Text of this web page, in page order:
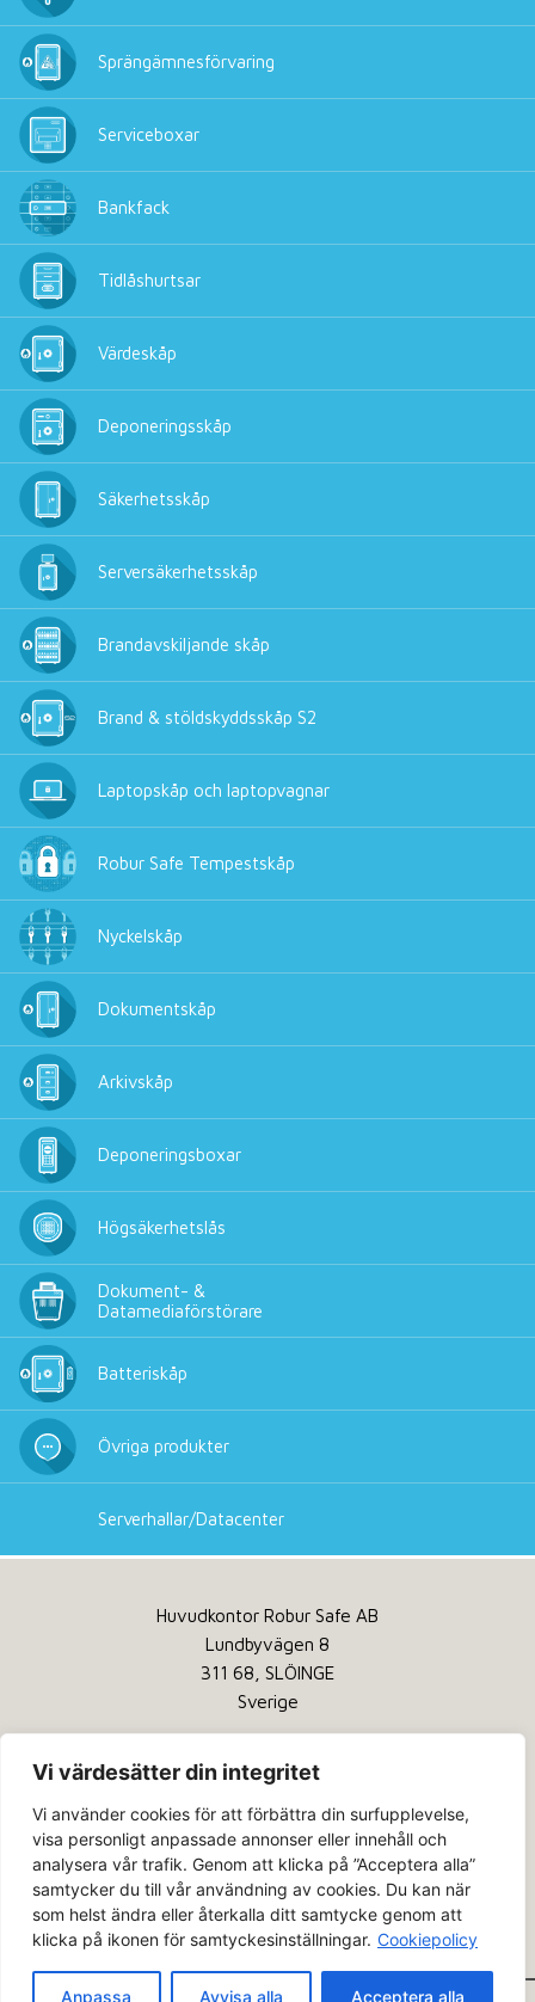
Vi värdesätter din integritet
Vi använder cookies för att förbättra din surfupplevelse,
visa personligt anpassade annonser eller innehåll och
analysera vår trafik. Genom att klicka på ”Acceptera alla”
samtycker du till vår användning av cookies. Du kan när
som helst ändra eller återkalla ditt samtycke genom att
klicka på ikonen för samtyckesinställningar. Cookiepolicy
Anpassa Avvisa alla Acceptera alla
Sprängämnesförvaring
Serviceboxar
Bankfack
Tidlåshurtsar
Värdeskåp
Deponeringsskåp
Säkerhetsskåp
Serversäkerhetsskåp
Brandavskiljande skåp
Brand & stöldskyddsskåp S2
Laptopskåp och laptopvagnar
Robur Safe Tempestskåp
Nyckelskåp
Dokumentskåp
Arkivskåp
Deponeringsboxar
Högsäkerhetslås
Dokument- &
Datamediaförstörare
Batteriskåp
Övriga produkter
Serverhallar/Datacenter
Huvudkontor Robur Safe AB
Lundbyvägen 8
311 68, SLÖINGE
Sverige
Tel:+46 346 260 260
Email: info@robursafe.com
Integritetspolicy
Kakor
Om oss